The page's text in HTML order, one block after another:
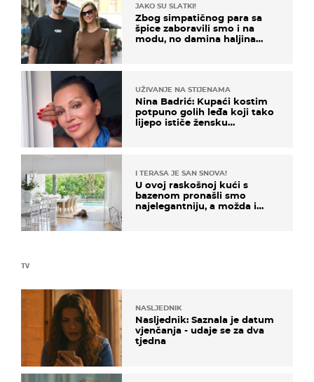
TV
NASLJEDNIK
Nasljednik: Saznala je datum
vjenčanja - udaje se za dva
tjedna
JAKO SU SLATKI!
Zbog simpatičnog para sa
špice zaboravili smo i na
modu, no damina haljina
UŽIVANJE NA STIJENAMA
Nina Badrić: Kupaći kostim
potpuno golih leđa koji tako
lijepo ističe žensku
I TERASA JE SAN SNOVA!
U ovoj raskošnoj kući s
bazenom pronašli smo
najelegantniju, a možda i